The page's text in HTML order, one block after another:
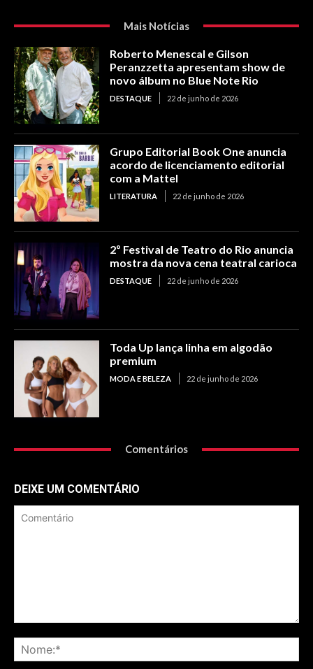
Mais Notícias
Roberto Menescal e Gilson
Peranzzetta apresentam show de
novo álbum no Blue Note Rio
DESTAQUE 22 de junho de 2026
Grupo Editorial Book One anuncia
acordo de licenciamento editorial
com a Mattel
LITERATURA 22 de junho de 2026
2º Festival de Teatro do Rio anuncia
mostra da nova cena teatral carioca
DESTAQUE 22 de junho de 2026
Toda Up lança linha em algodão
premium
MODA E BELEZA 22 de junho de 2026
Comentários
DEIXE UM COMENTÁRIO